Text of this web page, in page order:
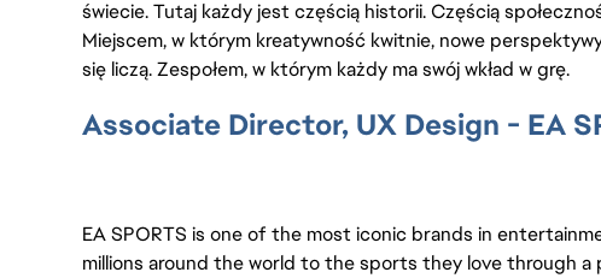
świecie. Tutaj każdy jest częścią historii. Częścią
Miejscem, w którym kreatywność kwitnie, nowe
się liczą. Zespołem, w którym każdy ma swój wkład w grę.
Associate Director, UX Design - EA
EA SPORTS is one of the most iconic brands in
millions around the world to the sports they love through